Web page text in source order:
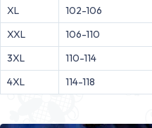
XL 102-106
XXL
106-110
3XL
110-114
4XL
114-118